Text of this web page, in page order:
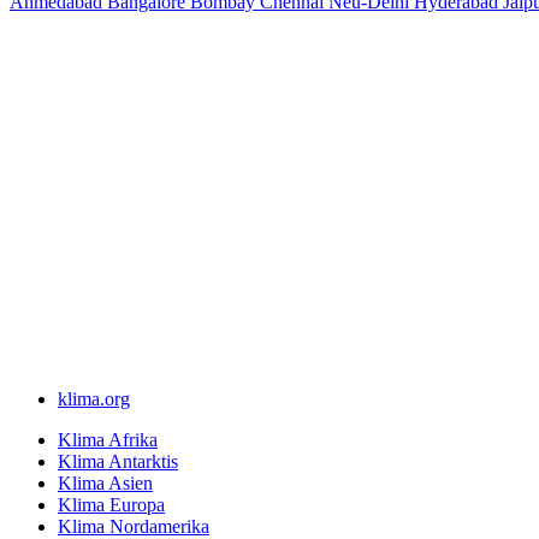
klima.org
Klima Afrika
Klima Antarktis
Klima Asien
Klima Europa
Klima Nordamerika